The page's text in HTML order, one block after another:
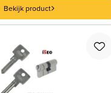
Bekijk product